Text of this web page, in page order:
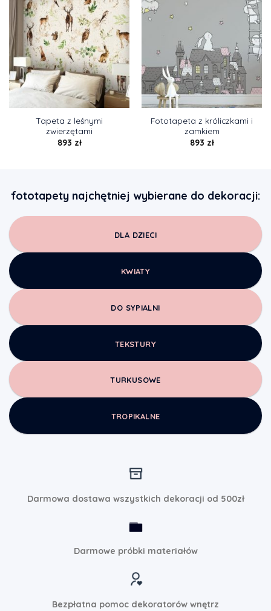
Tapeta z leśnymi
zwierzętami
893 zł
Fototapeta z króliczkami i
zamkiem
893 zł
fototapety najchętniej wybierane do dekoracji:
DLA DZIECI
KWIATY
DO SYPIALNI
TEKSTURY
TURKUSOWE
TROPIKALNE
Darmowa dostawa wszystkich dekoracji od 500zł
Darmowe próbki materiałów
Bezpłatna pomoc dekoratorów wnętrz